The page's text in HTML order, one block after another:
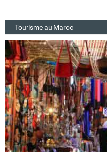
Tourisme au Maroc